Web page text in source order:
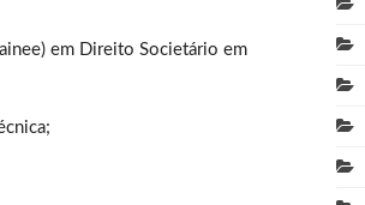
em Direito Societário em